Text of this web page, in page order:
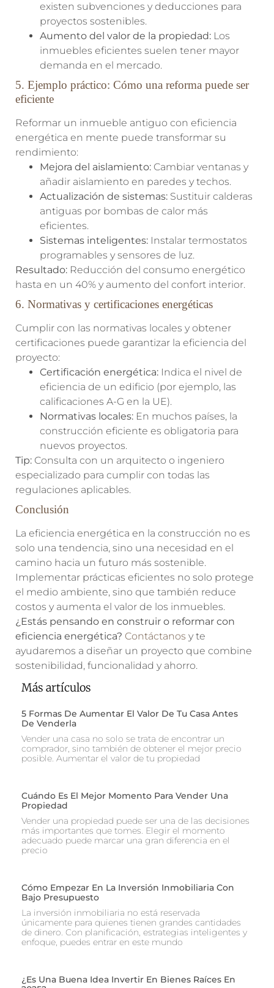
existen subvenciones y deducciones para
proyectos sostenibles.
Aumento del valor de la propiedad: Los
inmuebles eficientes suelen tener mayor
demanda en el mercado.
5. Ejemplo práctico: Cómo una reforma puede ser
eficiente
Reformar un inmueble antiguo con eficiencia
energética en mente puede transformar su
rendimiento:
Mejora del aislamiento: Cambiar ventanas y
añadir aislamiento en paredes y techos.
Actualización de sistemas: Sustituir calderas
antiguas por bombas de calor más
eficientes.
Sistemas inteligentes: Instalar termostatos
programables y sensores de luz.
Resultado: Reducción del consumo energético
hasta en un 40% y aumento del confort interior.
6. Normativas y certificaciones energéticas
Cumplir con las normativas locales y obtener
certificaciones puede garantizar la eficiencia del
proyecto:
Certificación energética: Indica el nivel de
eficiencia de un edificio (por ejemplo, las
calificaciones A-G en la UE).
Normativas locales: En muchos países, la
construcción eficiente es obligatoria para
nuevos proyectos.
Tip: Consulta con un arquitecto o ingeniero
especializado para cumplir con todas las
regulaciones aplicables.
Conclusión
La eficiencia energética en la construcción no es
solo una tendencia, sino una necesidad en el
camino hacia un futuro más sostenible.
Implementar prácticas eficientes no solo protege
el medio ambiente, sino que también reduce
costos y aumenta el valor de los inmuebles.
¿Estás pensando en construir o reformar con
eficiencia energética? Contáctanos y te
ayudaremos a diseñar un proyecto que combine
sostenibilidad, funcionalidad y ahorro.
Más artículos
5 Formas De Aumentar El Valor De Tu Casa Antes
De Venderla
Vender una casa no solo se trata de encontrar un
comprador, sino también de obtener el mejor precio
posible. Aumentar el valor de tu propiedad
Cuándo Es El Mejor Momento Para Vender Una
Propiedad
Vender una propiedad puede ser una de las decisiones
más importantes que tomes. Elegir el momento
adecuado puede marcar una gran diferencia en el
precio
Cómo Empezar En La Inversión Inmobiliaria Con
Bajo Presupuesto
La inversión inmobiliaria no está reservada
únicamente para quienes tienen grandes cantidades
de dinero. Con planificación, estrategias inteligentes y
enfoque, puedes entrar en este mundo
¿Es Una Buena Idea Invertir En Bienes Raíces En